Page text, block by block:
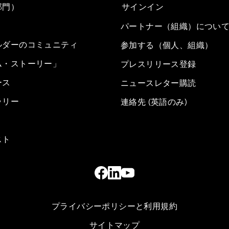
）
ーのコミュニティ
ストーリー」
リー
サインイン
パートナー（組織）につい
参加する（個人、組織）
プレスリリース登録
ニュースレター購読
連絡先 (英語のみ)
プライバシーポリシーと利用規約
サイトマップ